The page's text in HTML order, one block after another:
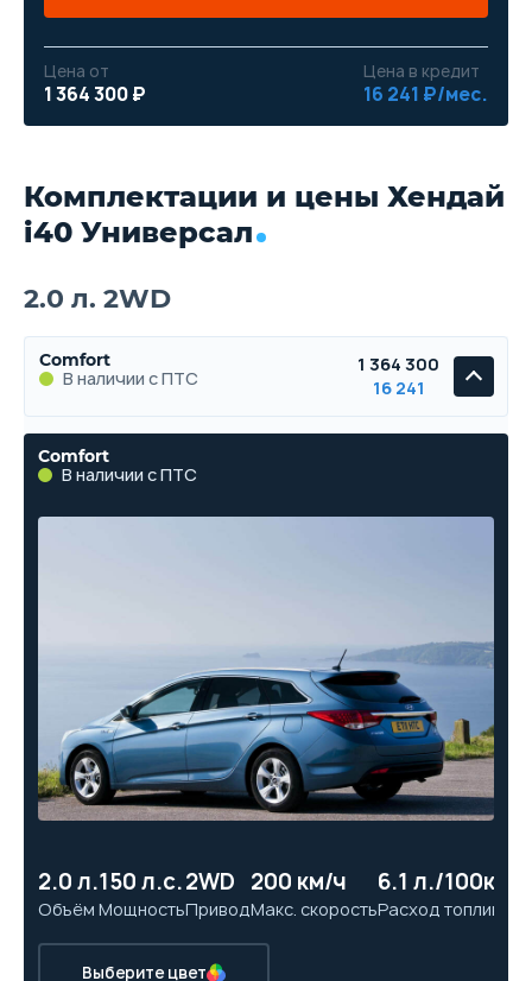
Цена от
1 364 300 ₽
Цена в кредит
16 241 ₽/мес.
Комплектации и цены Хендай
i40 Универсал
2.0 л. 2WD
Comfort
В наличии с ПТС
1 364 300
16 241
Comfort
В наличии с ПТС
2.0 л.
Объём
150 л.с.
Мощность
2WD
Привод
200 км/ч
Макс. скорость
6.1 л./100км
Расход топлива
Выберите цвет